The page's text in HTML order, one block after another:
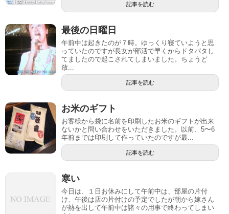
記事を読む
最後の日曜日
午前中は起きたのが７時。ゆっくり寝ていようと思
っていたのですが長女が部活で早くからドタバタし
てましたので起こされてしまいました。ちょうど
放...
記事を読む
お米のギフト
お客様から袋に名前を印刷したお米のギフトが出来
ないかと問い合わせをいただきました。以前、5〜6
年前までは印刷して作っていたのですが最...
記事を読む
寒い
今日は、１日お休みにして午前中は、部屋の片付
け、午後は店の片付けの予定でしたが朝から嫁さん
が熱を出して午前中は諸々の用事で終わってしまい